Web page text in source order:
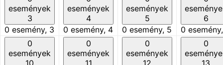
események
3
0 esemény, 3
események
4
0 esemény, 4
események
5
0 esemény, 5
6
0
0
események
10
0
események
11
0
események
12
0
13